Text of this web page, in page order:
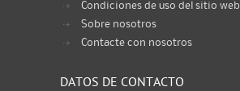
Condiciones de uso del sitio web
Sobre nosotros
Contacte con nosotros
DATOS DE CONTACTO